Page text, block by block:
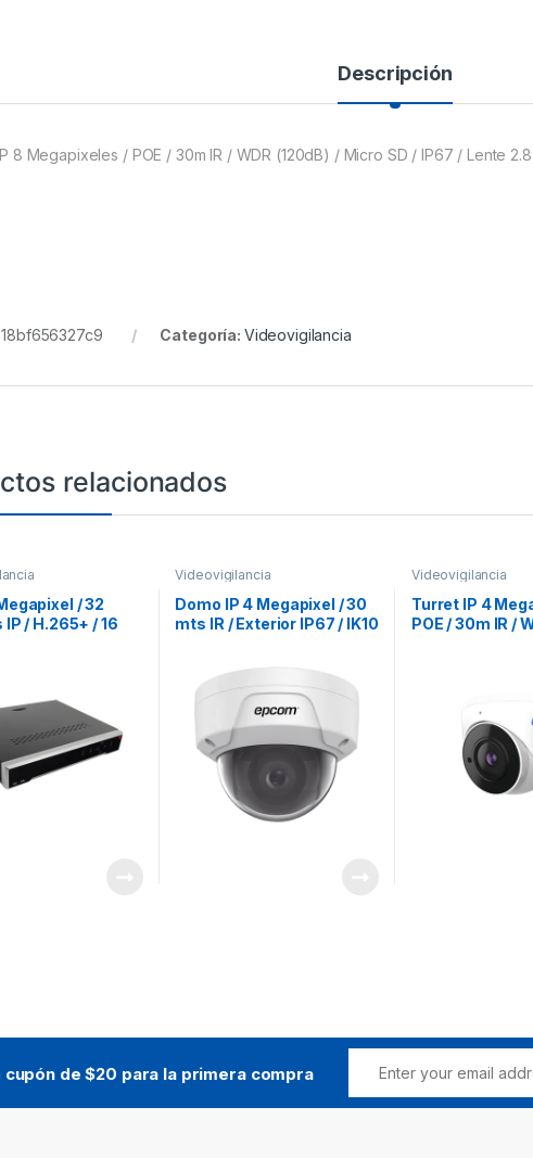
Descripción
8 Megapixeles / POE / 30m IR / WDR (120dB) / Micro SD / IP67 / Lente
18bf656327c9 Categoría: Videovigilancia
relacionados
/ 32
IP / H.265+ / 16
POS
Videovigilancia
Domo IP 4 Megapixel / 30
mts IR / Exterior IP67 / IK10
Videovigilancia
Turret IP 4
POE / 30m IR /
cupón de $20 para la primera compra